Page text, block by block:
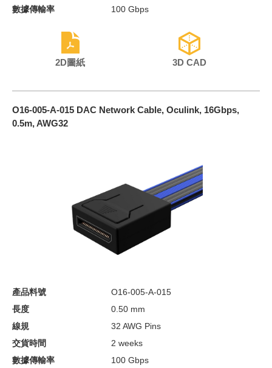
數據傳輸率 100 Gbps
2D圖紙 3D CAD
O16-005-A-015 DAC Network Cable, Oculink, 16Gbps,
0.5m, AWG32
產品料號
O16-005-A-015
長度
0.50 mm
線規
32 AWG Pins
交貨時間
2 weeks
數據傳輸率
100 Gbps